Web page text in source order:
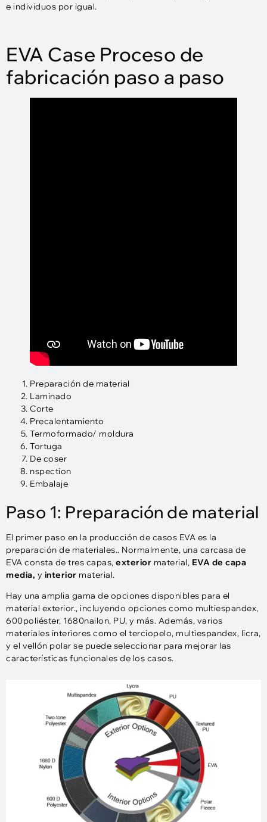
e individuos por igual.
EVA Case Proceso de
fabricación paso a paso
Preparación de material
Laminado
Corte
Precalentamiento
Termoformado/ moldura
Tortuga
De coser
nspection
Embalaje
Paso 1: Preparación de material
El primer paso en la producción de casos EVA es la
preparación de materiales.. Normalmente, una carcasa de
EVA consta de tres capas, exterior material, EVA de capa
media, y interior material.
Hay una amplia gama de opciones disponibles para el
material exterior., incluyendo opciones como multiespandex,
600poliéster, 1680nailon, PU, y más. Además, varios
materiales interiores como el terciopelo, multiespandex, licra,
y el vellón polar se puede seleccionar para mejorar las
características funcionales de los casos.